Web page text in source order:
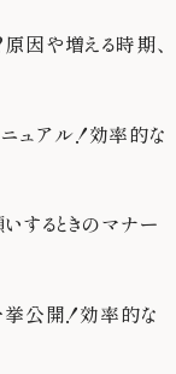
因や増える時期、
ュアル！効率的な
するときのマナー
挙公開！効率的な